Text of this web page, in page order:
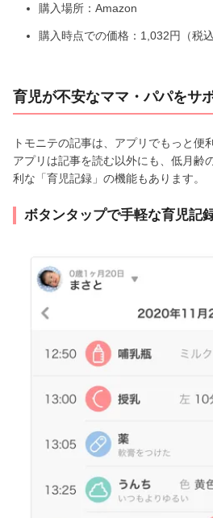
購入場所：Amazon
購入時点での価格：1,032円（税込
育児が不安なママ・パパをサ
トモニテの記事は、アプリでもっと便
アプリは記事を読む以外にも、低月齢
利な「育児記録」の機能もあります。
ボタンタップで手軽な育児記